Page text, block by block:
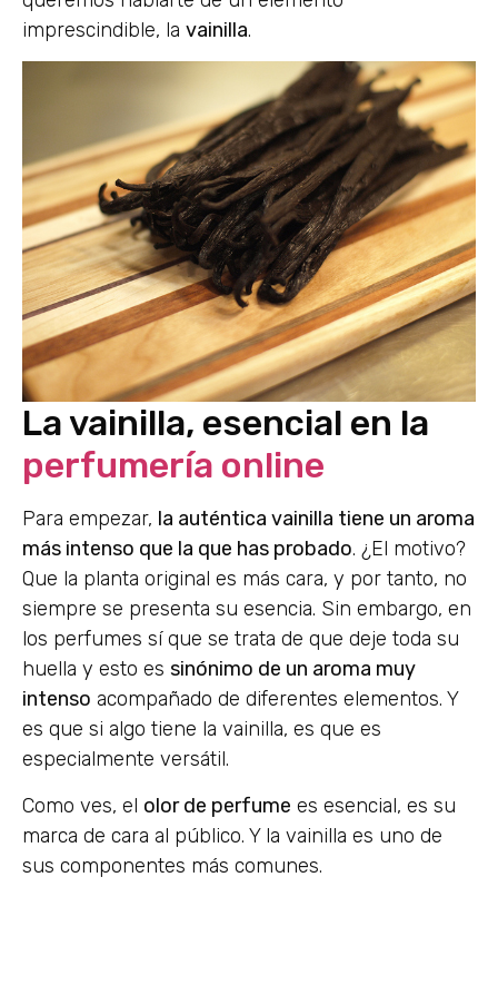
imprescindible, la vainilla.
La vainilla, esencial en la
perfumería online
Para empezar, la auténtica vainilla tiene un aroma
más intenso que la que has probado. ¿El motivo?
Que la planta original es más cara, y por tanto, no
siempre se presenta su esencia. Sin embargo, en
los perfumes sí que se trata de que deje toda su
huella y esto es sinónimo de un aroma muy
intenso acompañado de diferentes elementos. Y
es que si algo tiene la vainilla, es que es
especialmente versátil.
Como ves, el olor de perfume es esencial, es su
marca de cara al público. Y la vainilla es uno de
sus componentes más comunes.